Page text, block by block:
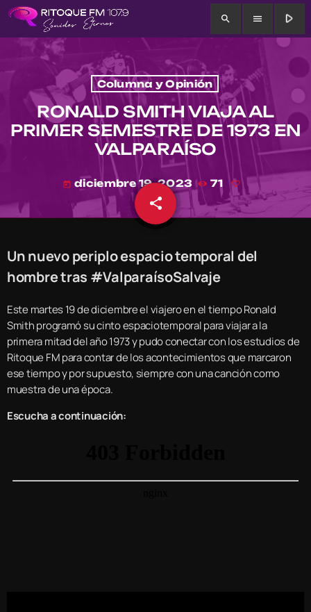
search menu play_arrow
Columna y Opinión
RONALD SMITH VIAJA AL
PRIMER SEMESTRE DE 1973 EN
VALPARAÍSO
today diciembre 19, 2023 71
share
email
Un nuevo periplo espacio temporal del
hombre tras #ValparaísoSalvaje
Este martes 19 de diciembre el viajero en el tiempo Ronald
Smith programó su cinto espaciotemporal para viajar a la
primera mitad del año 1973 y pudo conectar con los estudios de
Ritoque FM para contar de los acontecimientos que marcaron
ese tiempo y por supuesto, siempre con una canción como
muestra de una época.
Escucha a continuación: